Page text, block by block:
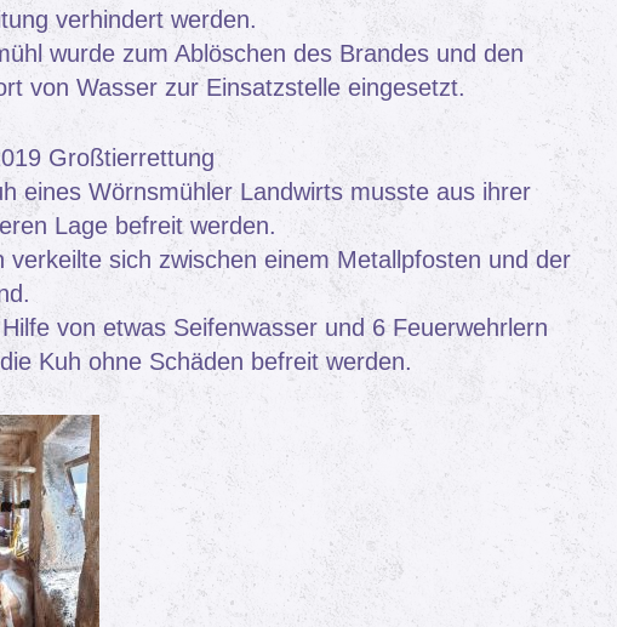
verhindert werden.
wurde zum Ablöschen des Brandes und den
von Wasser zur Einsatzstelle eingesetzt.
Großtierrettung
eines Wörnsmühler Landwirts musste aus ihrer
Lage befreit werden.
verkeilte sich zwischen einem Metallpfosten und der
von etwas Seifenwasser und 6 Feuerwehrlern
Kuh ohne Schäden befreit werden.